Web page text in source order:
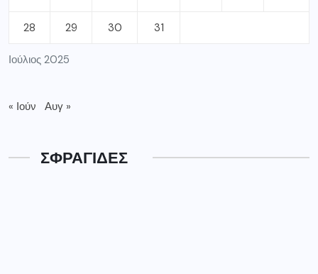
Ιούλιος 2025
28 29 30 31
« Ιούν Αυγ »
ΣΦΡΑΓΙΔΕΣ